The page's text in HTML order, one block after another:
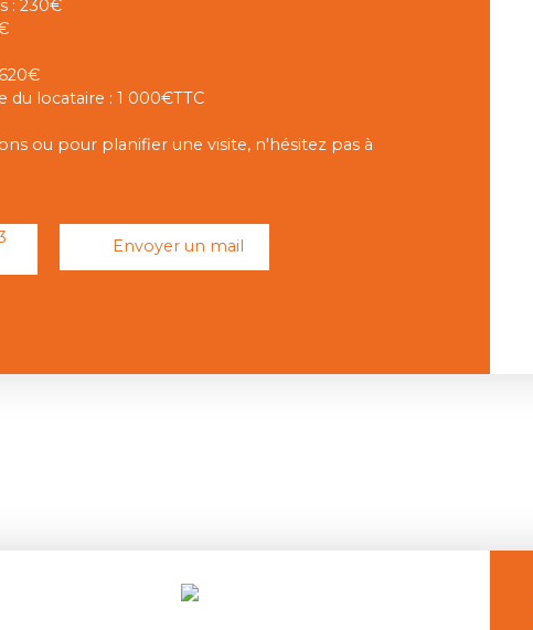
: 230€
du locataire : 1 000€TTC
ou pour planifier une visite, n'hésitez pas à
Envoyer un mail